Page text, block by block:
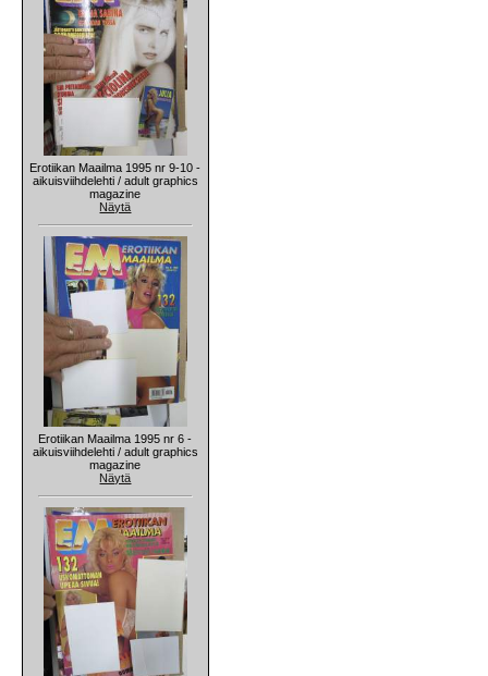
Erotiikan Maailma 1995 nr 9-10 -
aikuisviihdelehti / adult graphics
magazine
Näytä
Erotiikan Maailma 1995 nr 6 -
aikuisviihdelehti / adult graphics
magazine
Näytä